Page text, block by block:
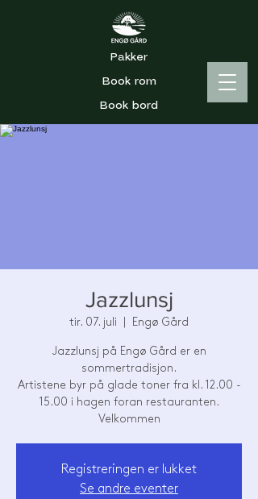
Book rom
Book bord
Pakker
Jazzlunsj
tir. 07. juli Engø Gård
Jazzlunsj på Engø Gård er en
sommertradisjon.
Artistene byr på glade toner fra kl. 12.00 -
15.00 i hagen foran restauranten.
Registreringen er lukket
Se andre eventer